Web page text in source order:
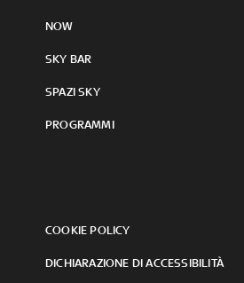
NOW
SKY BAR
SPAZI SKY
PROGRAMMI
COOKIE POLICY
DICHIARAZIONE DI ACCESSIBILITÀ